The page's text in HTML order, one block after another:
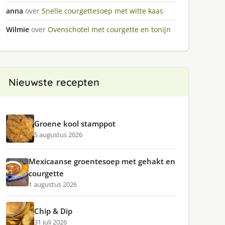
anna over Snelle courgettesoep met witte kaas
Wilmie over Ovenschotel met courgette en tonijn
Nieuwste recepten
Groene kool stamppot
5 augustus 2026
Mexicaanse groentesoep met gehakt en
courgette
1 augustus 2026
Chip & Dip
31 juli 2026